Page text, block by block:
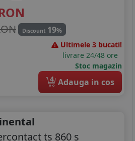
Discount 19%
Ultimele 3 bucati!
livrare 24/48 ore
Stoc magazin
4 Adauga in cos
ts 860 s